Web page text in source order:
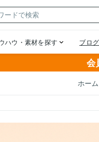
会
ホーム